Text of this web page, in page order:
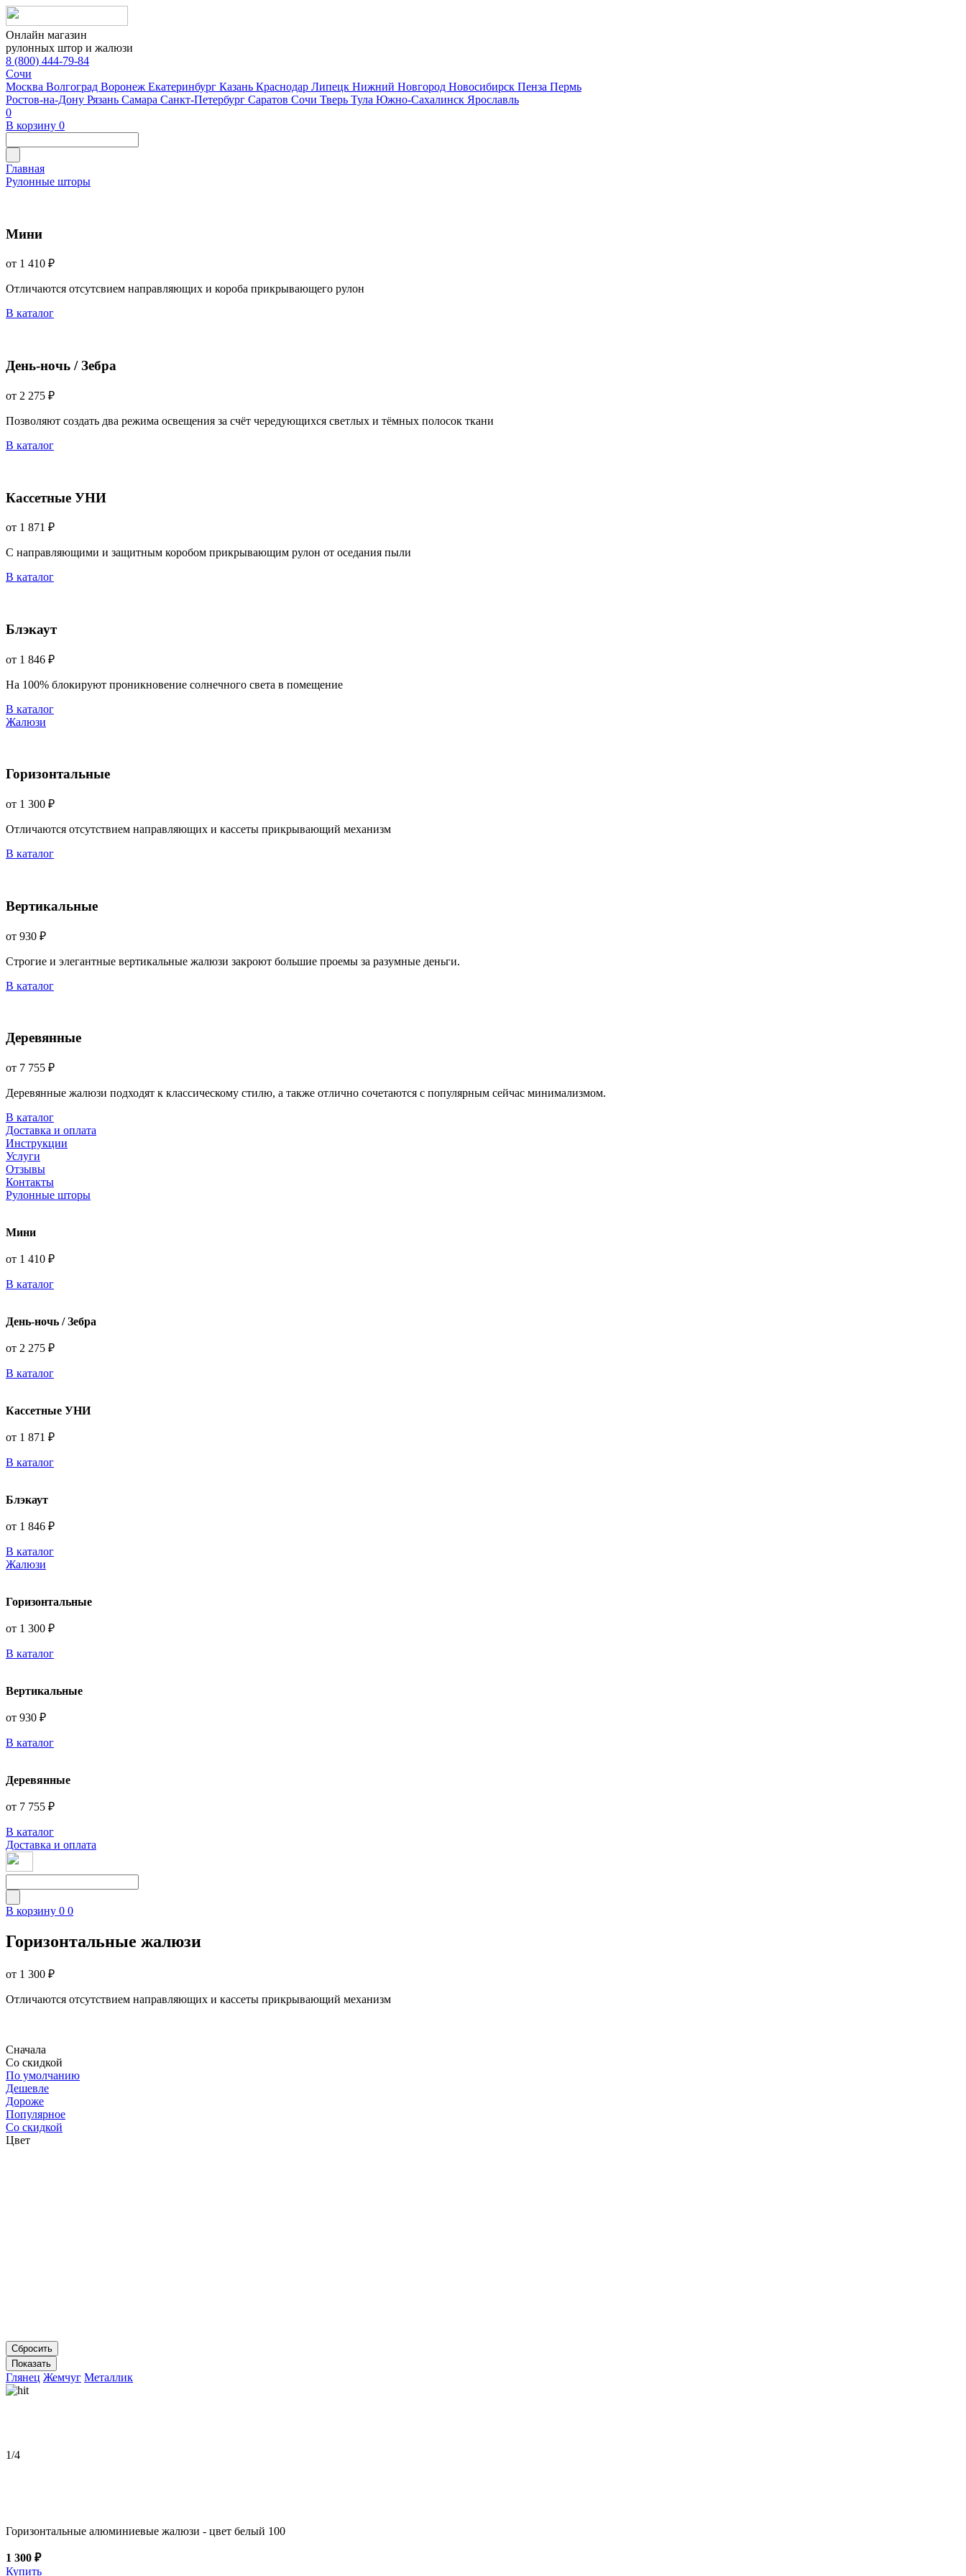
Онлайн магазин
рулонных штор и жалюзи
8 (800) 444-79-84
Сочи
Москва Волгоград Воронеж Екатеринбург Казань Краснодар Липецк Нижний Новгород Новосибирск Пенза Пермь
Ростов-на-Дону Рязань Самара Санкт-Петербург Саратов Сочи Тверь Тула Южно-Сахалинск Ярославль
0
В корзину 0
Главная
Рулонные шторы
Мини
от 1 410 ₽
Отличаются отсутсвием направляющих и короба прикрывающего рулон
В каталог
День-ночь / Зебра
от 2 275 ₽
Позволяют создать два режима освещения за счёт чередующихся светлых и тёмных полосок ткани
В каталог
Кассетные УНИ
от 1 871 ₽
С направляющими и защитным коробом прикрывающим рулон от оседания пыли
В каталог
Блэкаут
от 1 846 ₽
На 100% блокируют проникновение солнечного света в помещение
В каталог
Жалюзи
Горизонтальные
от 1 300 ₽
Отличаются отсутствием направляющих и кассеты прикрывающий механизм
В каталог
Вертикальные
от 930 ₽
Строгие и элегантные вертикальные жалюзи закроют большие проемы за разумные деньги.
В каталог
Деревянные
от 7 755 ₽
Деревянные жалюзи подходят к классическому стилю, а также отлично сочетаются с популярным сейчас минимализмом.
В каталог
Доставка и оплата
Инструкции
Услуги
Отзывы
Контакты
Рулонные шторы
Мини
от 1 410 ₽
В каталог
День-ночь / Зебра
от 2 275 ₽
В каталог
Кассетные УНИ
от 1 871 ₽
В каталог
Блэкаут
от 1 846 ₽
В каталог
Жалюзи
Горизонтальные
от 1 300 ₽
В каталог
Вертикальные
от 930 ₽
В каталог
Деревянные
от 7 755 ₽
В каталог
Доставка и оплата
В корзину 0 0
Горизонтальные жалюзи
от 1 300 ₽
Отличаются отсутствием направляющих и кассеты прикрывающий механизм
Сначала
Со скидкой
По умолчанию
Дешевле
Дороже
Популярное
Со скидкой
Цвет
Глянец Жемчуг Металлик
1/4
Горизонтальные алюминиевые жалюзи - цвет белый 100
1 300 ₽
Купить